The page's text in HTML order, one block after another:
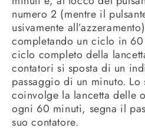
numero 2 (mentre il
usivamente
completando un ciclo in
ciclo completo della
contatori si sposta di un
passaggio di un minuto. Lo
coinvolge la lancetta delle
ogni 60 minuti, segna il
suo contatore.